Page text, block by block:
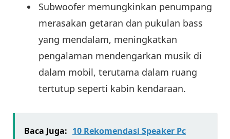
Subwoofer memungkinkan penumpang
merasakan getaran dan pukulan bass
yang mendalam, meningkatkan
pengalaman mendengarkan musik di
dalam mobil, terutama dalam ruang
tertutup seperti kabin kendaraan.
Baca Juga: 10 Rekomendasi Speaker Pc